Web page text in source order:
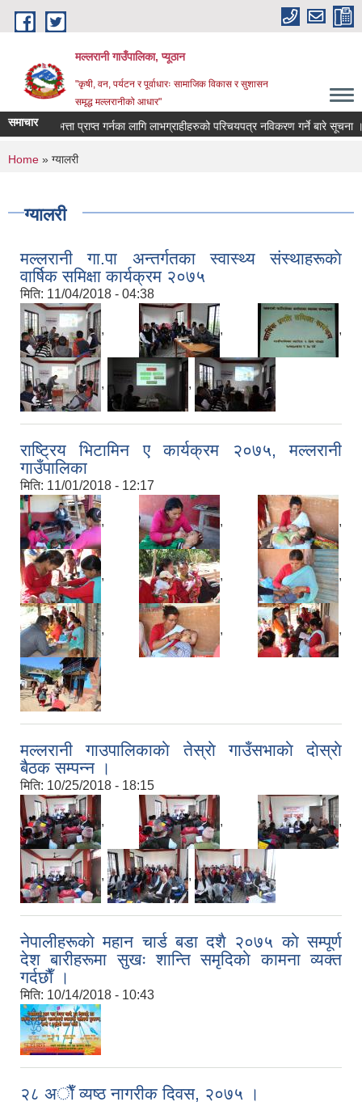
Skip to main content
मल्लरानी गाउँपालिका, प्यूठान
"कृषी, वन, पर्यटन र पूर्वाधारः सामाजिक विकास र सुशासन
समृद्ध मल्लरानीको आधार"
समाचार
सुरक्षा भत्ता प्राप्त गर्नका लागि लाभग्राहीहरुको परिचयपत्र नविकरण गर्ने बारे सूचना ।
You are here
Home » ग्यालरी
ग्यालरी
मल्लरानी गा.पा अन्तर्गतका स्वास्थ्य संस्थाहरूकाे
वार्षिक समिक्षा कार्यक्रम २०७५
मिति: 11/04/2018 - 04:38
, , ,
, ,
राष्ट्रिय भिटामिन ए कार्यक्रम २०७५, मल्लरानी
गाउँपालिका
मिति: 11/01/2018 - 12:17
, , ,
, , ,
, , ,
मल्लरानी गाउपालिकाकाे तेस्राे गाउँसभाकाे दाेस्राे
बैठक सम्पन्न ।
मिति: 10/25/2018 - 18:15
, , ,
, ,
नेपालीहरूकाे महान चार्ड बडा दशै २०७५ काे सम्पूर्ण
देश बारीहरूमा सुखः शान्ति समृदिकाे कामना व्यक्त
गर्दछाैँ ।
मिति: 10/14/2018 - 10:43
२८ अाैँ व्यष्ठ नागरीक दिवस, २०७५ ।